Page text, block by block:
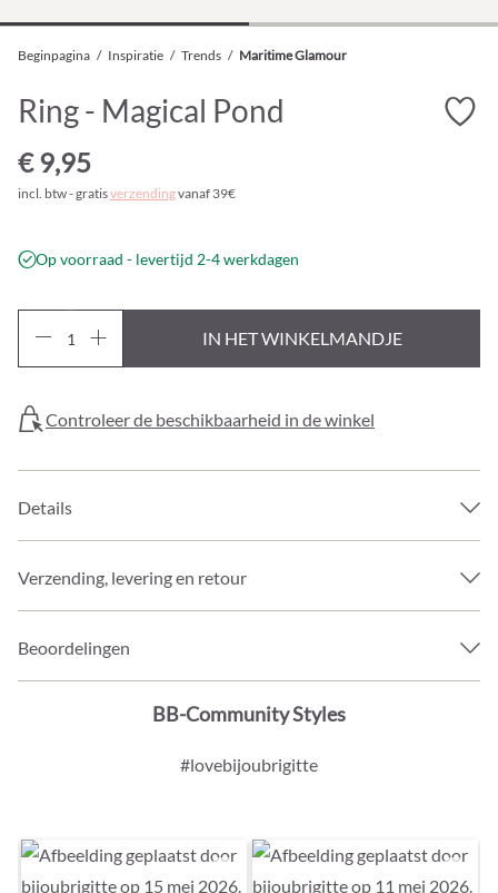
Beginpagina / Inspiratie / Trends / Maritime Glamour
Ring - Magical Pond
€ 9,95
incl. btw - gratisverzendingvanaf 39€
Op voorraad - levertijd 2-4 werkdagen
IN HET WINKELMANDJE
Controleer de beschikbaarheid in de winkel
Details
Verzending, levering en retour
Beoordelingen
BB-Community Styles
#lovebijoubrigitte